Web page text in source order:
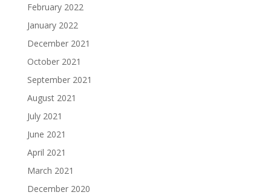
February 2022
January 2022
December 2021
October 2021
September 2021
August 2021
July 2021
June 2021
April 2021
March 2021
December 2020